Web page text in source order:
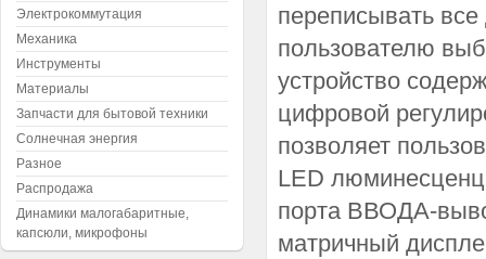
переписывать
пользователю
устройство
цифровой
позволяет
LED
порта ВВОДА-
матричный
Электрокоммутация
Механика
Инструменты
Материалы
Запчасти для бытовой техники
Солнечная энергия
Разное
Распродажа
Динамики малогабаритные,
капсюли, микрофоны